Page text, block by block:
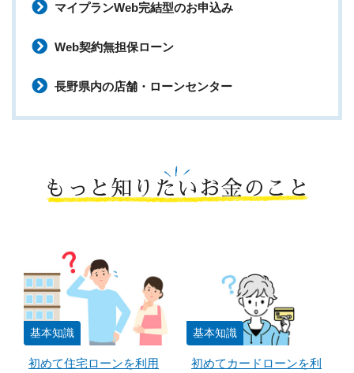
マイプランWeb完結型のお申込み
Web契約無担保ローン
長野県内の店舗・ローンセンター
もっと知りたいお金のこと
基本知識
初めて住宅ローンを利用
基本知識
初めてカードローンを利